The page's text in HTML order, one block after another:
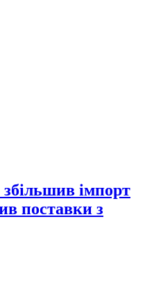
збільшив імпорт
поставки з